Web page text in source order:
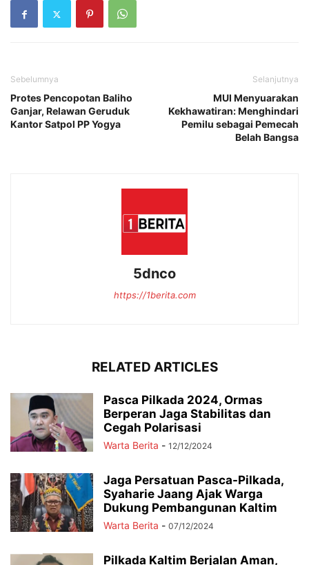
Sebelumnya
Protes Pencopotan Baliho
Ganjar, Relawan Geruduk
Kantor Satpol PP Yogya
Selanjutnya
MUI Menyuarakan
Kekhawatiran: Menghindari
Pemilu sebagai Pemecah
Belah Bangsa
5dnco
https://1berita.com
RELATED ARTICLES
Pasca Pilkada 2024, Ormas
Berperan Jaga Stabilitas dan
Cegah Polarisasi
Warta Berita - 12/12/2024
Jaga Persatuan Pasca-Pilkada,
Syaharie Jaang Ajak Warga
Dukung Pembangunan Kaltim
Warta Berita - 07/12/2024
Pilkada Kaltim Berjalan Aman,